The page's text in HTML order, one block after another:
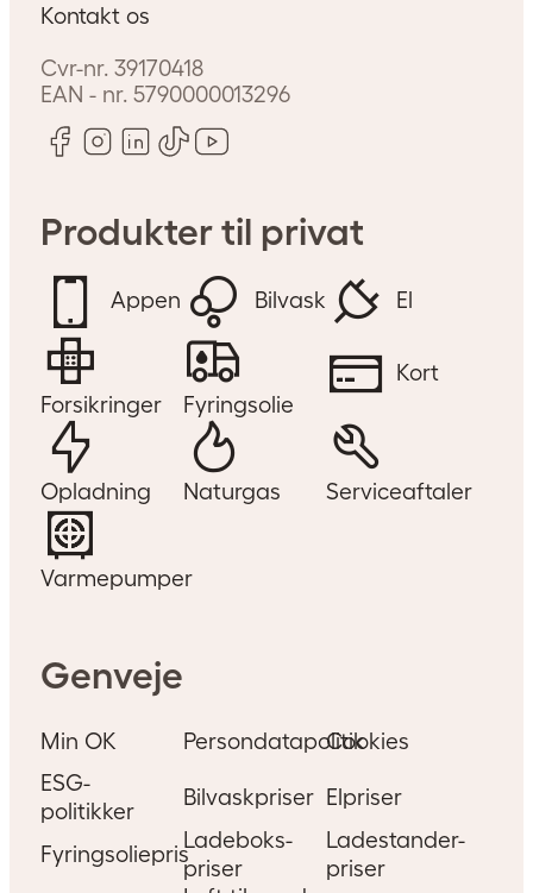
Kontakt os
Cvr-nr. 39170418
EAN - nr.5790000013296
Produkter til privat
Appen Bilvask El
Forsikringer Fyringsolie
Kort
Opladning Naturgas Serviceaftaler
Varmepumper
Genveje
Min OK PersondatapolitikCookies
ESG-
politikker
Bilvaskpriser Elpriser
Fyringsoliepris
Ladeboks-
priser
Ladestander-
priser